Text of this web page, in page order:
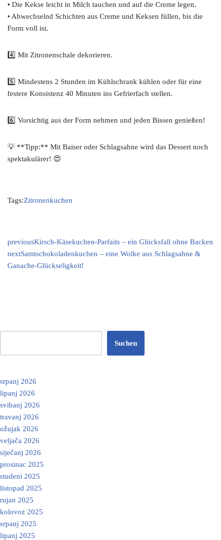
• Die Kekse leicht in Milch tauchen und auf die Creme legen.
• Abwechselnd Schichten aus Creme und Keksen füllen, bis die
Form voll ist.
4️⃣ Mit Zitronenschale dekorieren.
5️⃣ Mindestens 2 Stunden im Kühlschrank kühlen oder für eine
festere Konsistenz 40 Minuten ins Gefrierfach stellen.
6️⃣ Vorsichtig aus der Form nehmen und jeden Bissen genießen!
💡 **Tipp:** Mit Baiser oder Schlagsahne wird das Dessert noch
spektakulärer! 😍
Tags:Zitronenkuchen
previousKirsch-Käsekuchen-Parfaits – ein Glücksfall ohne Backen
nextSamtschokoladenkuchen – eine Wolke aus Schlagsahne &
Ganache-Glückseligkeit!
Suchen
srpanj 2026
lipanj 2026
svibanj 2026
travanj 2026
ožujak 2026
veljača 2026
siječanj 2026
prosinac 2025
studeni 2025
listopad 2025
rujan 2025
kolovoz 2025
srpanj 2025
lipanj 2025